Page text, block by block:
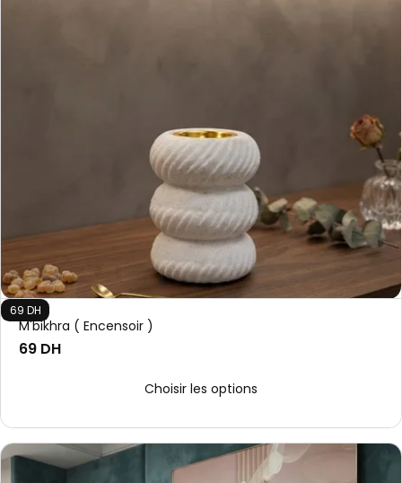
69 DH
M'bikhra ( Encensoir )
69 DH
Choisir les options